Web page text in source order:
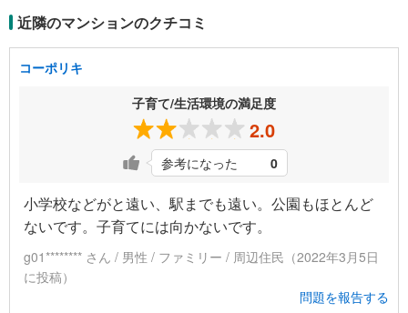
近隣のマンションのクチコミ
コーポリキ
子育て/生活環境の満足度
2.0
参考になった 0
小学校などがと遠い、駅までも遠い。公園もほとんど
ないです。子育てには向かないです。
g01******** さん / 男性 / ファミリー / 周辺住民（2022年3月5日
に投稿）
問題を報告する